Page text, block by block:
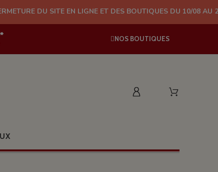
DU SITE EN LIGNE ET DES BOUTIQUES DU 10/08 AU 24/08
NOS BOUTIQUES